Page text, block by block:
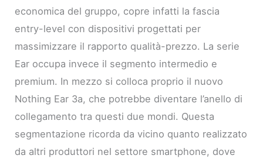
economica del gruppo, copre infatti la fascia
entry-level con dispositivi progettati per
massimizzare il rapporto qualità-prezzo. La serie
Ear occupa invece il segmento intermedio e
premium. In mezzo si colloca proprio il nuovo
Nothing Ear 3a, che potrebbe diventare l’anello di
collegamento tra questi due mondi. Questa
segmentazione ricorda da vicino quanto realizzato
da altri produttori nel settore smartphone, dove